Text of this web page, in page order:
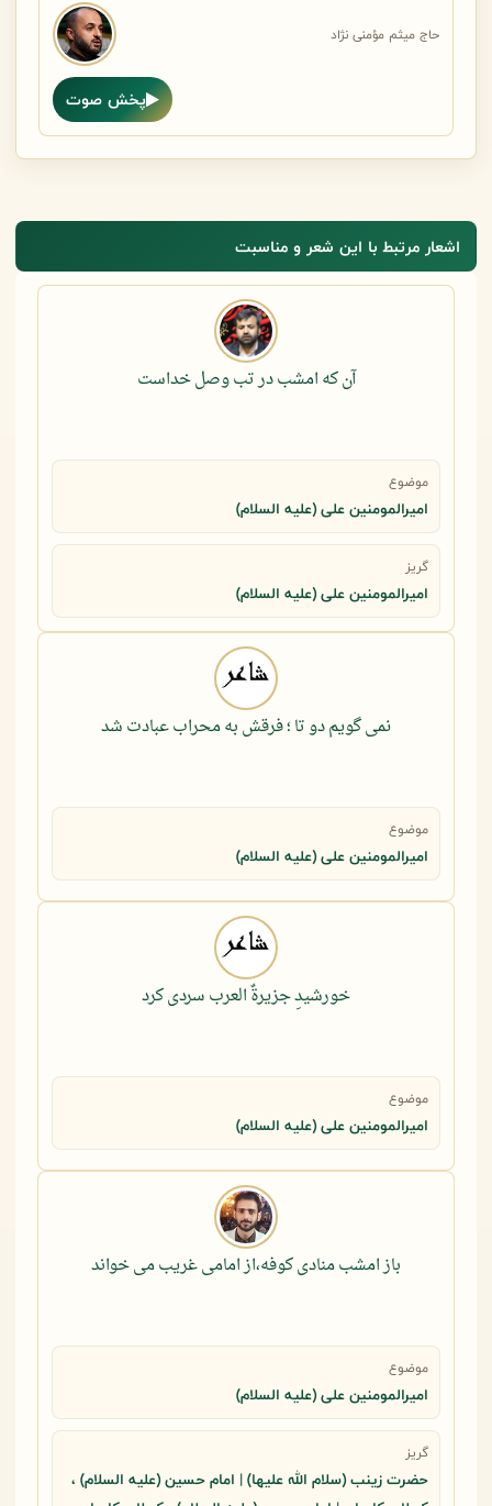
حاج میثم مؤمنی نژاد
پخش صوت
اشعار مرتبط با این شعر و مناسبت
آن که امشب در تب وصل خداست
موضوع
امیرالمومنین علی (علیه السلام)
گریز
امیرالمومنین علی (علیه السلام)
نمی گویم دو تا ؛ فرقش به محراب عبادت شد
موضوع
امیرالمومنین علی (علیه السلام)
خورشیدِ جزیرةٌ العرب سردی کرد
موضوع
امیرالمومنین علی (علیه السلام)
باز امشب منادی کوفه،از امامی غریب می خواند
موضوع
امیرالمومنین علی (علیه السلام)
گریز
حضرت زینب (سلام الله علیها) | امام حسین (علیه السلام) ،